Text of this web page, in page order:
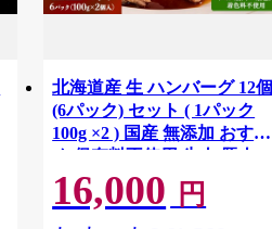
北海道産 生 ハンバーグ 12個
(6パック) セット ( 1パック
100g ×2 ) 国産 無添加 おすす
め 保存料不使用 牛肉 豚肉
国産ハンバーグ 冷凍ハンバ
ーグ 合いびき 合い挽き あい
びき ギフト 小分け 人気 便
16,000 円